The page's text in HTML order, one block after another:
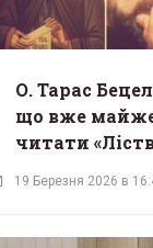
О. Тарас
що вже майже
читати
19 Березня 2026 в